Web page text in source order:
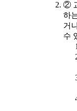
②
하
거
수